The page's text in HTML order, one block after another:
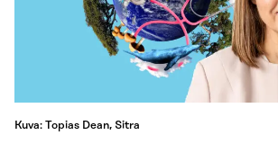
Kuva: Topias Dean, Sitra